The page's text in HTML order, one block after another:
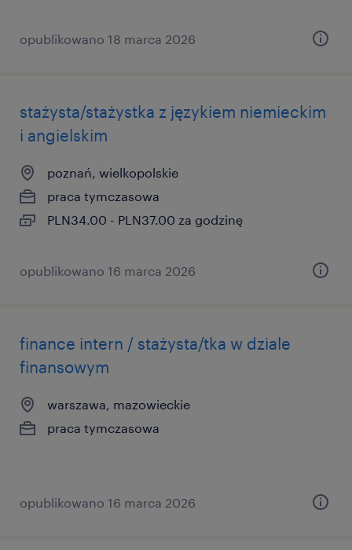
opublikowano 18 marca 2026
stażysta/stażystka z językiem niemieckim
i angielskim
poznań, wielkopolskie
praca tymczasowa
PLN34.00 - PLN37.00 za godzinę
opublikowano 16 marca 2026
finance intern / stażysta/tka w dziale
finansowym
warszawa, mazowieckie
praca tymczasowa
opublikowano 16 marca 2026